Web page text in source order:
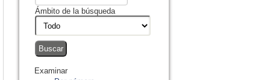
Ámbito de la búsqueda
Examinar